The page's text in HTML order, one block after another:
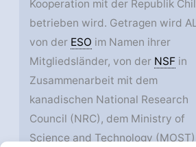
Kooperation mit der Republik
betrieben wird. Getragen wird
von der ESO im Namen ihrer
Mitgliedsländer, von der NSF in
Zusammenarbeit mit dem
kanadischen National Research
Council (NRC), dem Ministry of
Science and Technology (MOST)